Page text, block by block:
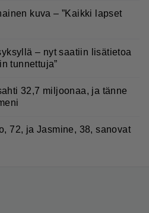
kuva – ”Kaikki lapset
– nyt saatiin lisätietoa
tunnettuja”
32,7 miljoonaa, ja tänne
72, ja Jasmine, 38, sanovat